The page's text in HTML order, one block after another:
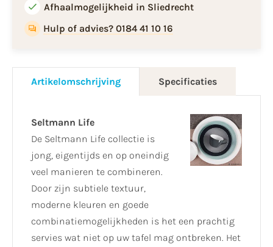
Afhaalmogelijkheid in Sliedrecht
Hulp of advies? 0184 41 10 16
Artikelomschrijving Specificaties
Seltmann Life
De Seltmann Life collectie is
jong, eigentijds en op oneindig
veel manieren te combineren.
Door zijn subtiele textuur,
moderne kleuren en goede
combinatiemogelijkheden is het een prachtig
servies wat niet op uw tafel mag ontbreken. Het